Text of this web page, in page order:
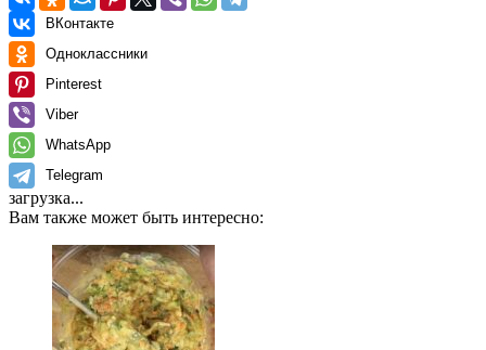
ВКонтакте
Одноклассники
Pinterest
Viber
WhatsApp
Telegram
загрузка...
Вам также может быть интересно: